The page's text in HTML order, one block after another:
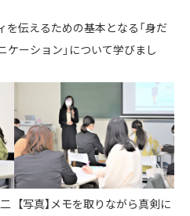
伝えるための基本となる「身だ
ーション」について学びまし
【写真】メモを取りながら真剣に